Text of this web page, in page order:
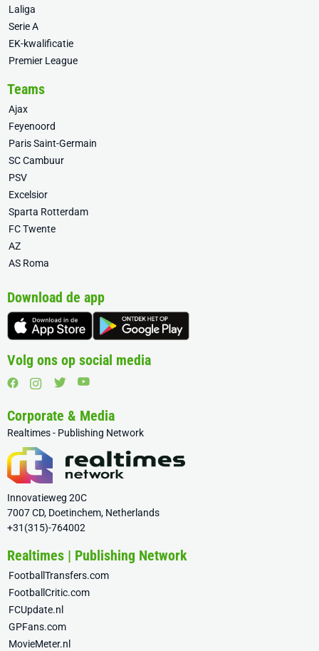
Laliga
Serie A
EK-kwalificatie
Premier League
Teams
Ajax
Feyenoord
Paris Saint-Germain
SC Cambuur
PSV
Excelsior
Sparta Rotterdam
FC Twente
AZ
AS Roma
Download de app
Volg ons op social media
Corporate & Media
Realtimes - Publishing Network
Innovatieweg 20C
7007 CD, Doetinchem, Netherlands
+31(315)-764002
Realtimes | Publishing Network
FootballTransfers.com
FootballCritic.com
FCUpdate.nl
GPFans.com
MovieMeter.nl